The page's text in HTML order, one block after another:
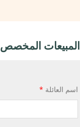
المخصص
اسم العائلة *